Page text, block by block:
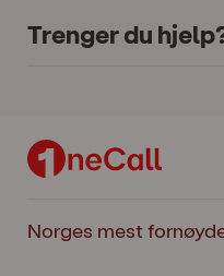
Trenger du
Norges mest